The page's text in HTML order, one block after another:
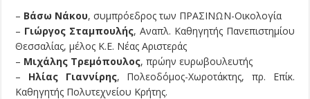
– Βάσω Νάκου, συμπρόεδρος των ΠΡΑΣΙΝΩΝ-Οικολογία
– Γιώργος Σταμπουλής, Αναπλ. Καθηγητής Πανεπιστημίου
Θεσσαλίας, μέλος Κ.Ε. Νέας Αριστεράς
– Μιχάλης Τρεμόπουλος, πρώην ευρωβουλευτής
– Ηλίας Γιαννίρης, Πολεοδόμος-Χωροτάκτης, πρ. Επίκ.
Καθηγητής Πολυτεχνείου Κρήτης.